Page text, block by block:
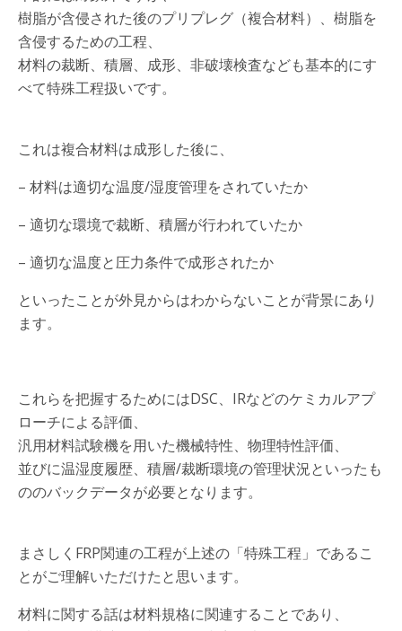
樹脂が含侵された後のプリプレグ（複合材料）、樹脂を
含侵するための工程、
材料の裁断、積層、成形、非破壊検査なども基本的にす
べて特殊工程扱いです。
これは複合材料は成形した後に、
– 材料は適切な温度/湿度管理をされていたか
– 適切な環境で裁断、積層が行われていたか
– 適切な温度と圧力条件で成形されたか
といったことが外見からはわからないことが背景にあり
ます。
これらを把握するためにはDSC、IRなどのケミカルアプ
ローチによる評価、
汎用材料試験機を用いた機械特性、物理特性評価、
並びに温湿度履歴、積層/裁断環境の管理状況といったも
ののバックデータが必要となります。
まさしくFRP関連の工程が上述の「特殊工程」であるこ
とがご理解いただけたと思います。
材料に関する話は材料規格に関連することであり、